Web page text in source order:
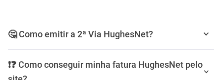
🤔 Como emitir a 2ª Via HughesNet?
área de cliente no site da operadora, ligar para a central de
❗❓ Como conseguir minha fatura HughesNet pelo